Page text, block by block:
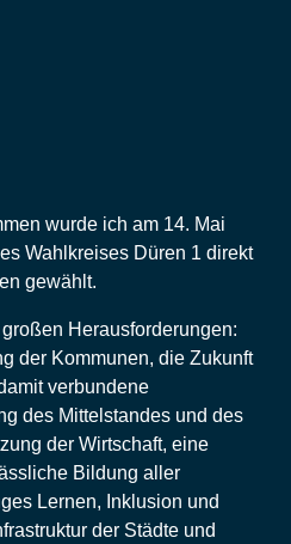
wurde ich am 14. Mai
Wahlkreises Düren 1 direkt
gewählt.
Herausforderungen:
der Kommunen, die Zukunft
verbundene
des Mittelstandes und des
der Wirtschaft, eine
Bildung aller
Lernen, Inklusion und
der Städte und